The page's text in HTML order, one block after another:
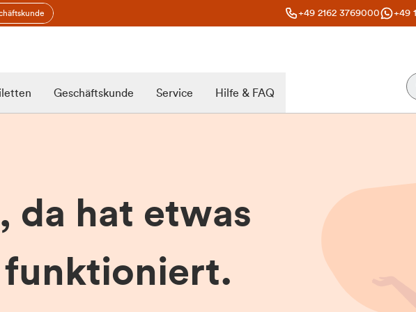
+49 2162 3769000 +49
Geschäftskunde Service Hilfe & FAQ
da hat etwas